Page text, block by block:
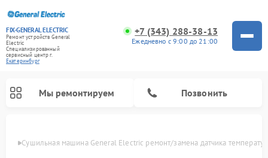
FIX-GENERAL ELECTRIC
Ремонт устройств General
Electric
Специализированный
cервисный центр г.
Екатеринбург
+7 (343) 288-38-13
Ежедневно с 9:00 до 21:00
Мы ремонтируем Позвонить
Сушильная машина General Electric ремонт/замена датчика